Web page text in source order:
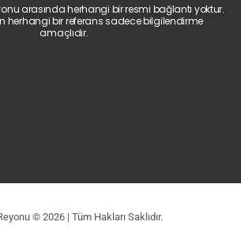
arasında herhangi bir resmi bağlantı yoktur.
herhangi bir referans sadece bilgilendirme
amaçlıdır.
© 2026 | Tüm Hakları Saklıdır.